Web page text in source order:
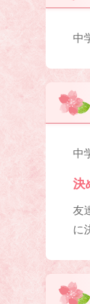
中
中
決
友
に